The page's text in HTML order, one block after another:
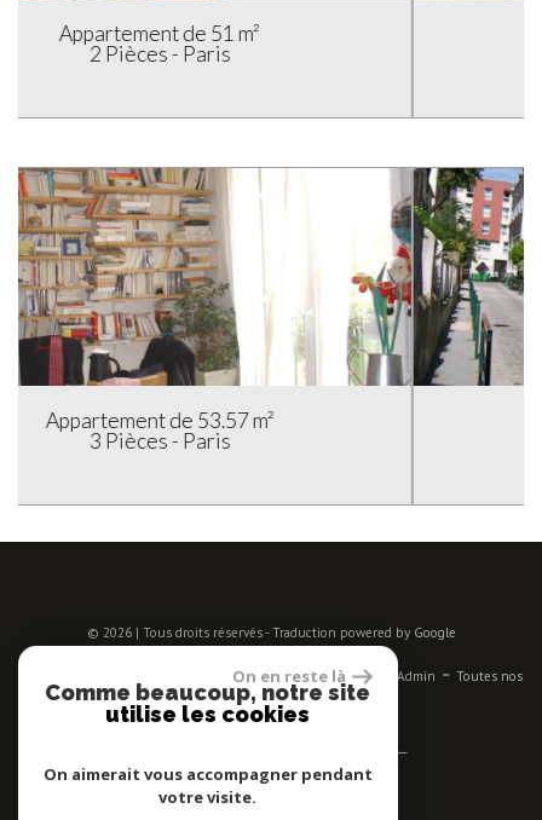
Appartement de 55 m²
3 Pièces - Paris
Appartement de 54 m²
2 Pièces - Paris
© 2026 | Tous droits réservés - Traduction powered by Google
Nos honoraires-Liens Admin - Toutes nos
annonces
Espace propriétaires
On en reste là
Comme beaucoup, notre site
utilise les cookies
On aimerait vous accompagner pendant
votre visite.